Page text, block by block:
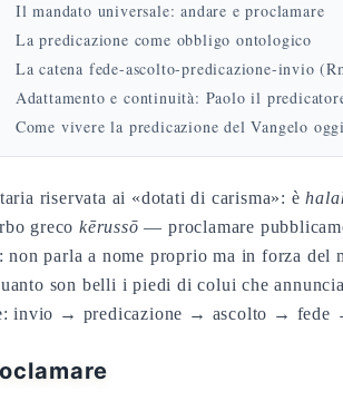
Il mandato universale: andare e proclamare
La predicazione come obbligo ontologico
La catena fede-ascolto-predicazione-invio
Adattamento e continuità: Paolo il
Come vivere la predicazione del Vangelo oggi
riservata ai «dotati di carisma»: è
greco kērussō — proclamare
parla a nome proprio ma in forza del
son belli i piedi di colui che
invio → predicazione → ascolto → fede